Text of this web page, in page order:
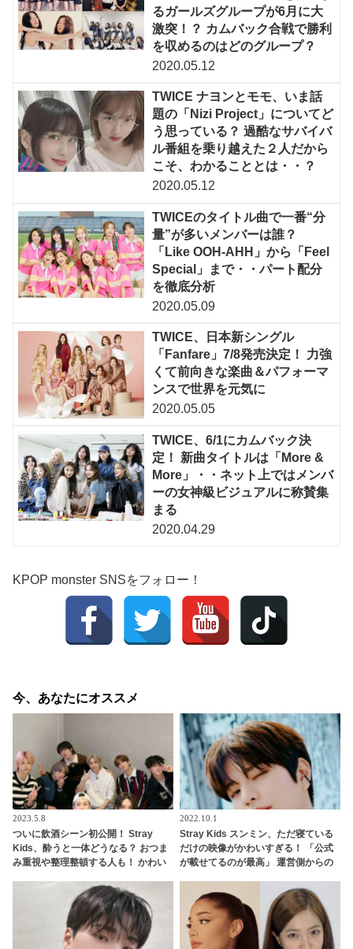
るガールズグループが6月に大
激突！？ カムバック合戦で勝利
を収めるのはどのグループ？
2020.05.12
TWICE ナヨンとモモ、いま話
題の「Nizi Project」についてど
う思っている？ 過酷なサバイバ
ル番組を乗り越えた２人だから
こそ、わかることとは・・？
2020.05.12
TWICEのタイトル曲で一番“分
量”が多いメンバーは誰？
「Like OOH-AHH」から「Feel
Special」まで・・パート配分
を徹底分析
2020.05.09
TWICE、日本新シングル
「Fanfare」7/8発売決定！ 力強
くて前向きな楽曲＆パフォーマ
ンスで世界を元気に
2020.05.05
TWICE、6/1にカムバック決
定！ 新曲タイトルは「More &
More」・・ネット上ではメンバ
ーの女神級ビジュアルに称賛集
まる
2020.04.29
KPOP monster SNSをフォロー！
今、あなたにオススメ
2023.5.8
ついに飲酒シーン初公開！ Stray
Kids、酔うと一体どうなる？ おつま
み重視や整理整頓する人も！ かわい
2022.10.1
Stray Kids スンミン、ただ寝ている
だけの映像がかわいすぎる！ 「公式
が載せてるのが最高」 運営側からの